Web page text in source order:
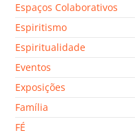
Espaços Colaborativos
Espiritismo
Espiritualidade
Eventos
Exposições
Família
FÉ